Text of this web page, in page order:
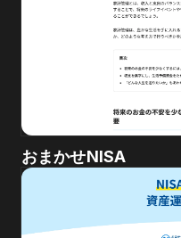
おまかせNISA